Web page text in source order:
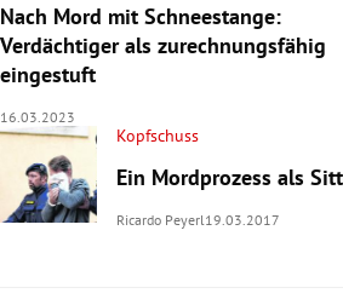
Nach Mord mit Schneestange:
Verdächtiger als zurechnungsfähig
eingestuft
16.03.2023
Kopfschuss
Ein Mordprozess als
Ricardo Peyerl 19.03.2017